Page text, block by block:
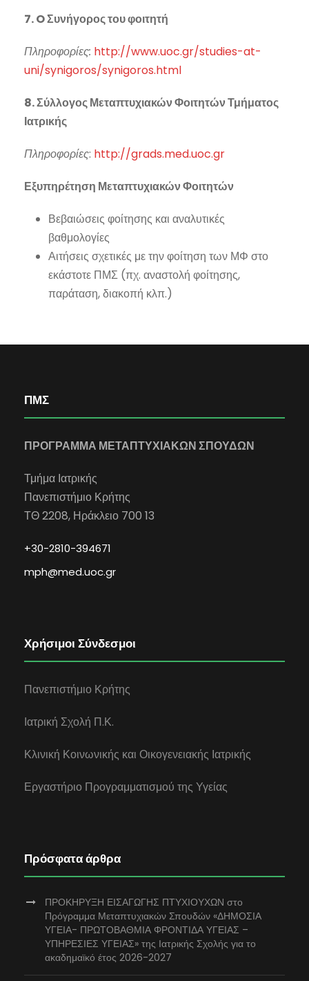
7. O Συνήγορος του φοιτητή
Πληροφορίες: http://www.uoc.gr/studies-at-
uni/synigoros/synigoros.html
8. Σύλλογος Μεταπτυχιακών Φοιτητών Τμήματος
Ιατρικής
Πληροφορίες: http://grads.med.uoc.gr
Εξυπηρέτηση Μεταπτυχιακών Φοιτητών
Βεβαιώσεις φοίτησης και αναλυτικές
βαθμολογίες
Αιτήσεις σχετικές με την φοίτηση των ΜΦ στο
εκάστοτε ΠΜΣ (πχ. αναστολή φοίτησης,
παράταση, διακοπή κλπ.)
ΠΜΣ
ΠΡΟΓΡΑΜΜΑ ΜΕΤΑΠΤΥΧΙΑΚΩΝ ΣΠΟΥΔΩΝ
Τμήμα Ιατρικής
Πανεπιστήμιο Κρήτης
ΤΘ 2208, Ηράκλειο 700 13
+30-2810-394671
mph@med.uoc.gr
Χρήσιμοι Σύνδεσμοι
Πανεπιστήμιο Κρήτης
Ιατρική Σχολή Π.Κ.
Κλινική Κοινωνικής και Οικογενειακής Ιατρικής
Εργαστήριο Προγραμματισμού της Υγείας
Πρόσφατα άρθρα
ΠΡΟΚΗΡΥΞΗ ΕΙΣΑΓΩΓΗΣ ΠΤΥΧΙΟΥΧΩΝ στο
Πρόγραμμα Μεταπτυχιακών Σπουδών «ΔΗΜΟΣΙΑ
ΥΓΕΙΑ- ΠΡΩΤΟΒΑΘΜΙΑ ΦΡΟΝΤΙΔΑ ΥΓΕΙΑΣ –
ΥΠΗΡΕΣΙΕΣ ΥΓΕΙΑΣ» της Ιατρικής Σχολής για το
ακαδημαϊκό έτος 2026-2027